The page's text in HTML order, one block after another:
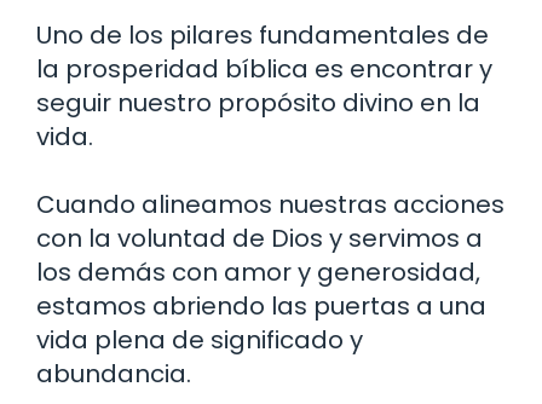
Uno de los pilares fundamentales de
la prosperidad bíblica es encontrar y
seguir nuestro propósito divino en la
vida.
Cuando alineamos nuestras acciones
con la voluntad de Dios y servimos a
los demás con amor y generosidad,
estamos abriendo las puertas a una
vida plena de significado y
abundancia.